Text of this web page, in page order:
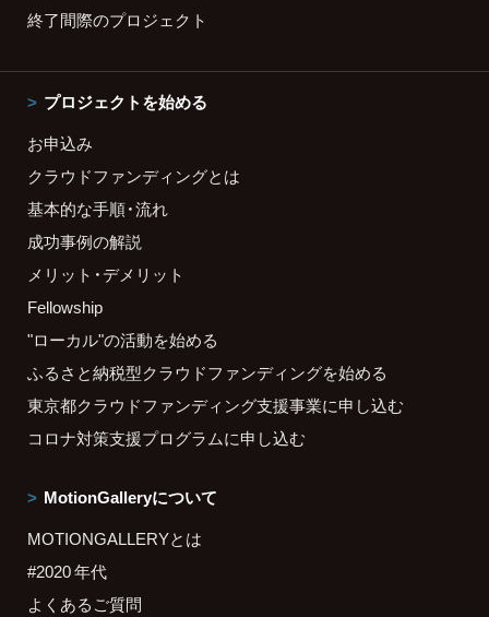
終了間際のプロジェクト
プロジェクトを始める
お申込み
クラウドファンディングとは
基本的な手順・流れ
成功事例の解説
メリット・デメリット
Fellowship
"ローカル"の活動を始める
ふるさと納税型クラウドファンディングを始める
東京都クラウドファンディング支援事業に申し込む
コロナ対策支援プログラムに申し込む
MotionGalleryについて
MOTIONGALLERYとは
#2020 年代
よくあるご質問